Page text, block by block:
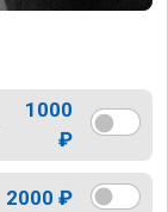
1000
₽
2000 ₽